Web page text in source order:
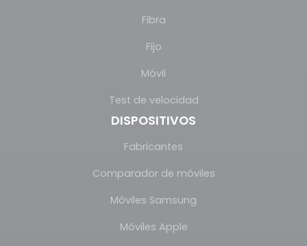
Fibra
Fijo
Móvil
Test de velocidad
DISPOSITIVOS
Fabricantes
Comparador de móviles
Móviles Samsung
Móviles Apple